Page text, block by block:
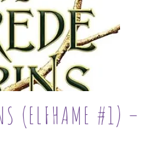
(ELFHAME #1) –